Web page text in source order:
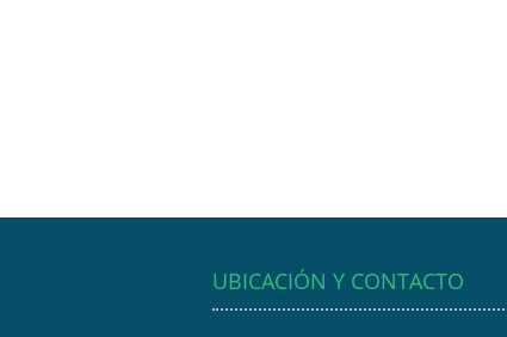
UBICACIÓN Y CONTACTO